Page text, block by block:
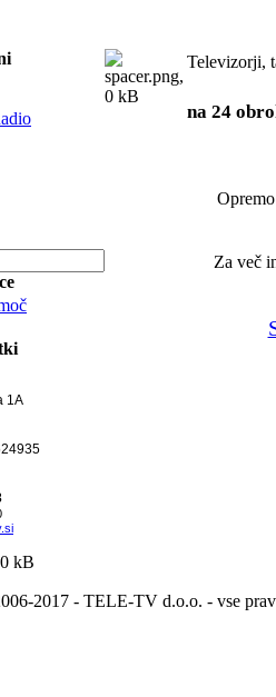
1A
Televizorji,
na 24
Za več
2017 - TELE-TV d.o.o. - vse